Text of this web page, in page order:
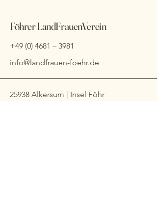
Föhrer LandFrauenVerein
+49 (0) 4681 – 3981
info@landfrauen-foehr.de
25938 Alkersum | Insel Föhr